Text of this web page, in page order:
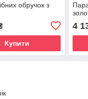
обручок з
Купити
4